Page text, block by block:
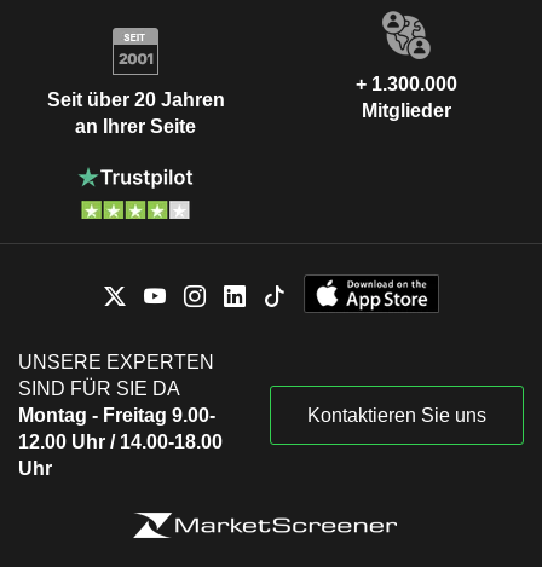
Seit über 20 Jahren
an Ihrer Seite
+ 1.300.000
Mitglieder
UNSERE EXPERTEN
SIND FÜR SIE DA
Montag - Freitag 9.00-
12.00 Uhr / 14.00-18.00
Uhr
Kontaktieren Sie uns